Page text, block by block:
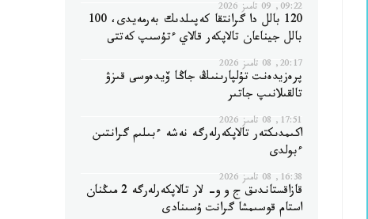
09:22, 09 تامىز 2026
120 بالل دا گرانتقا كەپىلدىك بەرمەيدى، 100
بالل جيناعان تالاپكەر قالاي ءتۇسىپ كەتتى
20:17, 08 تامىز 2026
پرەزيدەنت تۇلپارىنىڭ جاڭا ۆيدەوسى قىزۋ
تالقىلانىپ جاتىر
17:51, 08 تامىز 2026
اكىمدىكتەر تالاپكەرلەرگە نەشە ءبىلىم گرانتىن
ءبولدى
16:38, 08 تامىز 2026
قازاقستاندىق ج و و- لار تالاپكەرلەرگە 2 مىڭنان
استام قوسىمشا گرانت ۇسىنادى